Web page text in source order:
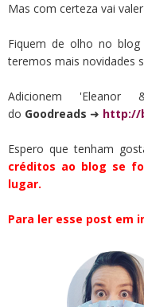
Mas com certeza vai
Fiquem de olho no
teremos mais novidades
Adicionem
do Goodreads ➜ http://
Espero que tenham
créditos ao blog se
lugar.
Para ler esse post em